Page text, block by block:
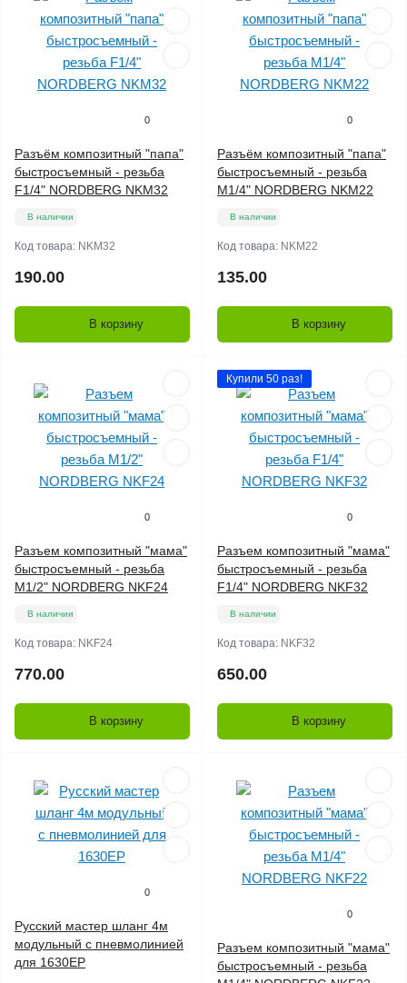
0
Разъём композитный "папа"
быстросъемный - резьба
F1/4" NORDBERG NKM32
В наличии
Код товара: NKM32
190.00
В корзину
0
Разъём композитный "папа"
быстросъемный - резьба
M1/4" NORDBERG NKM22
В наличии
Код товара: NKM22
135.00
В корзину
0
Разъем композитный "мама"
быстросъемный - резьба
M1/2" NORDBERG NKF24
В наличии
Код товара: NKF24
770.00
В корзину
Купили 50 раз!
0
Разъем композитный "мама"
быстросъемный - резьба
F1/4" NORDBERG NKF32
В наличии
Код товара: NKF32
650.00
В корзину
0
Русский мастер шланг 4м
модульный с пневмолинией
для 1630EP
0
Разъем композитный "мама"
быстросъемный - резьба